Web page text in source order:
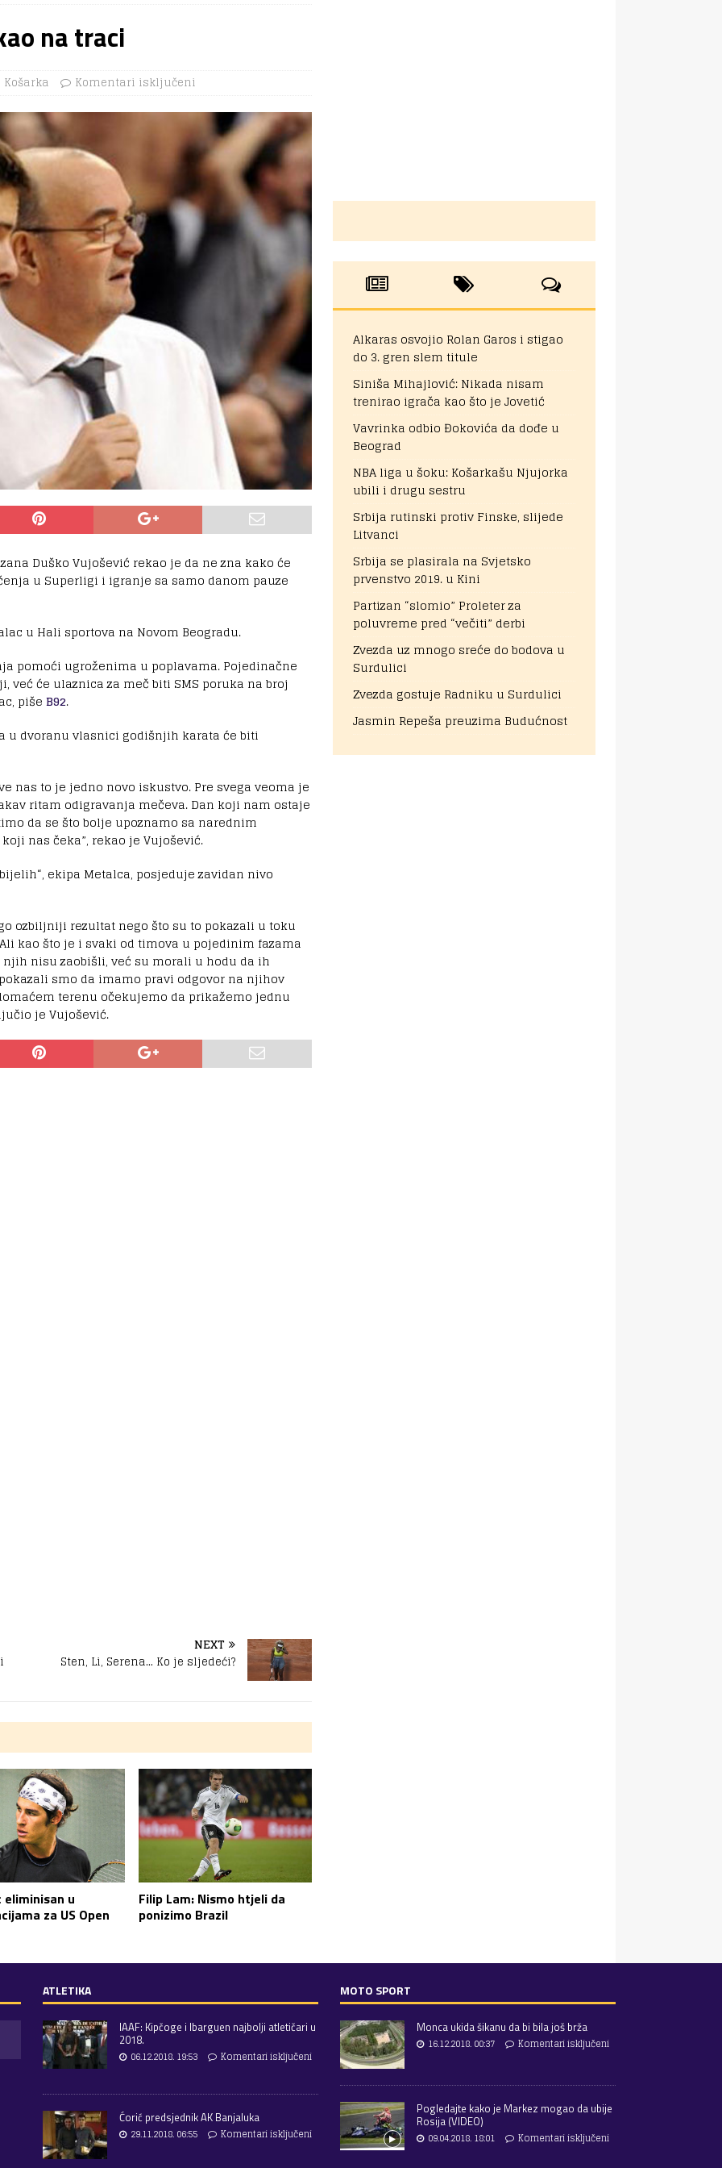
na traci
Košarka Komentari isključeni
Duško Vujošević rekao je da ne zna kako će
u Superligi i igranje sa samo danom pauze
u Hali sportova na Novom Beogradu.
pomoći ugroženima u poplavama. Pojedinačne
već će ulaznica za meč biti SMS poruka na broj
piše B92.
u dvoranu vlasnici godišnjih karata će biti
nas to je jedno novo iskustvo. Pre svega veoma je
ritam odigravanja mečeva. Dan koji nam ostaje
da se što bolje upoznamo sa narednim
nas čeka”, rekao je Vujošević.
ekipa Metalca, posjeduje zavidan nivo
ozbiljniji rezultat nego što su to pokazali u toku
kao što je i svaki od timova u pojedinim fazama
nisu zaobišli, već su morali u hodu da ih
smo da imamo pravi odgovor na njihov
terenu očekujemo da prikažemo jednu
je Vujošević.
NEXT
Sten, Li, Serena… Ko je sljedeći?
eliminisan u
za US Open
Filip Lam: Nismo htjeli da
ponizimo Brazil
Alkaras osvojio Rolan Garos i stigao
do 3. gren slem titule
Siniša Mihajlović: Nikada nisam
trenirao igrača kao što je Jovetić
Vavrinka odbio Đokovića da dođe u
Beograd
NBA liga u šoku: Košarkašu Njujorka
ubili i drugu sestru
Srbija rutinski protiv Finske, slijede
Litvanci
Srbija se plasirala na Svjetsko
prvenstvo 2019. u Kini
Partizan “slomio” Proleter za
poluvreme pred “večiti” derbi
Zvezda uz mnogo sreće do bodova u
Surdulici
Zvezda gostuje Radniku u Surdulici
Jasmin Repeša preuzima Budućnost
ATLETIKA
IAAF: Kipčoge i Ibarguen najbolji atletičari u
2018.
06.12.2018. 19:53
Komentari isključeni
Ćorić predsjednik AK Banjaluka
29.11.2018. 06:55
Komentari isključeni
MOTO SPORT
Monca ukida šikanu da bi bila još brža
16.12.2018. 00:37
Komentari isključeni
Pogledajte kako je Markez mogao da ubije
Rosija (VIDEO)
09.04.2018. 18:01
Komentari isključeni